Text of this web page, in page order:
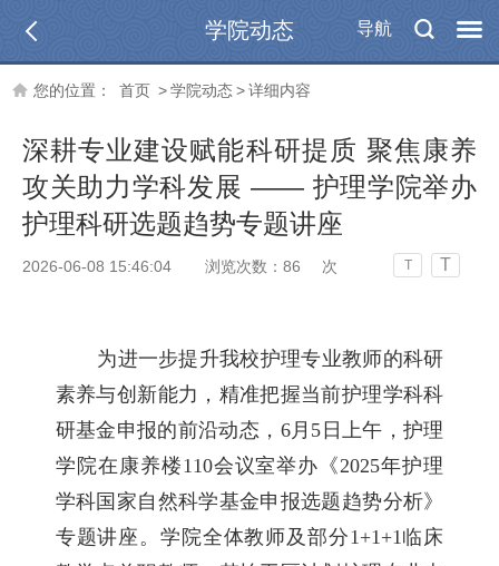
导航
学院动态
您的位置： 首页 >学院动态>详细内容
深耕专业建设赋能科研提质 聚焦康养
攻关助力学科发展 —— 护理学院举办
护理科研选题趋势专题讲座
2026-06-08 15:46:04 浏览次数： 86 次 T T
为进一步提升我校护理专业教师的科研
素养与创新能力，精准把握当前护理学科科
研基金申报的前沿动态，6月5日上午，护理
学院在康养楼110会议室举办《2025年护理
学科国家自然科学基金申报选题趋势分析》
专题讲座。学院全体教师及部分1+1+1临床